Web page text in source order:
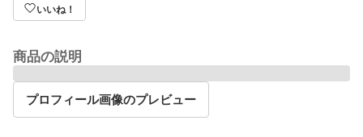
いいね！
商品の説明
プロフィール画像のプレビュー